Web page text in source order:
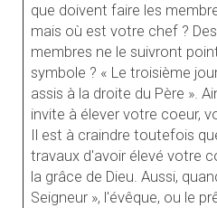
que doivent faire les
mais où est votre chef ?
membres ne le suivront
symbole ? « Le troisième
assis à la droite du Père ».
invite à élever votre coeur,
Il est à craindre toutefois
travaux d'avoir élevé votre
la grâce de Dieu. Aussi,
Seigneur », l'évêque, ou le